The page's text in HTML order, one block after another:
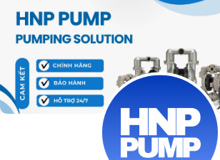
qua
dung